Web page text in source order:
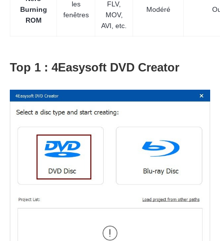
Burning
ROM
les
fenêtres
FLV,
MOV,
AVI, etc.
Modéré
Top 1 : 4Easysoft DVD Creator